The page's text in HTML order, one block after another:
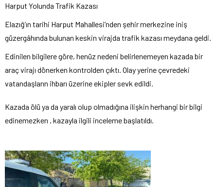
Harput Yolunda Trafik Kazası
Elazığ’ın tarihi Harput Mahallesi’nden şehir merkezine iniş
güzergâhında bulunan keskin virajda trafik kazası meydana geldi.
Edinilen bilgilere göre, henüz nedeni belirlenemeyen kazada bir
araç virajı dönerken kontrolden çıktı. Olay yerine çevredeki
vatandaşların ihbarı üzerine ekipler sevk edildi.
Kazada ölü ya da yaralı olup olmadığına ilişkin herhangi bir bilgi
edinemezken , kazayla ilgili inceleme başlatıldı.